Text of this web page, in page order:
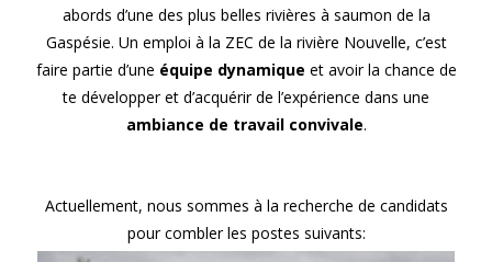
abords d’une des plus belles rivières à saumon de la
Gaspésie. Un emploi à la ZEC de la rivière Nouvelle, c’est
faire partie d’une équipe dynamique et avoir la chance de
te développer et d’acquérir de l’expérience dans une
ambiance de travail convivale.
Actuellement, nous sommes à la recherche de candidats
pour combler les postes suivants: